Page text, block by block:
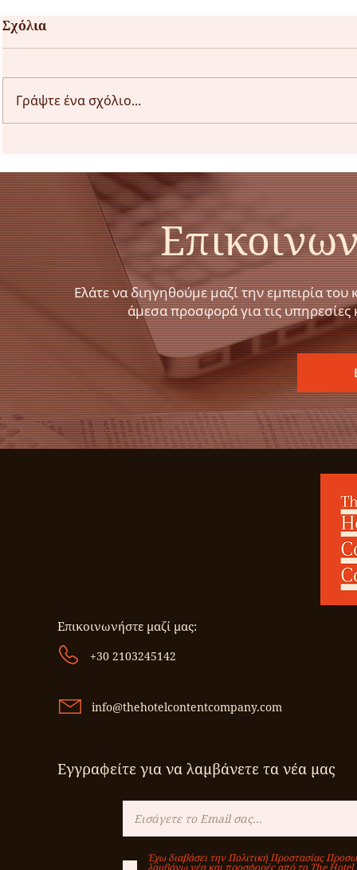
Σχόλια
Γράψτε ένα σχόλιο...
Ελάτε να διηγηθούμε μαζί την εμπειρία
άμεσα προσφορά για τις υπηρεσίες
Επικοινωνήστε μαζί μας:
+30 2103245142
info@thehotelcontentcompany.com
Εγγραφείτε για να λαμβάνετε τα νέα μας
Έχω διαβάσει την Πολιτική Προστασίας
λαμβάνω νέα και προσφορές από το Τhe